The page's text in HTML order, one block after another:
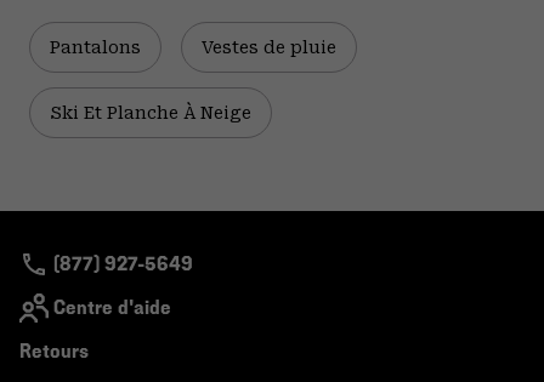
Pantalons Vestes de pluie
Ski Et Planche À Neige
(877) 927-5649
Centre d'aide
Retours